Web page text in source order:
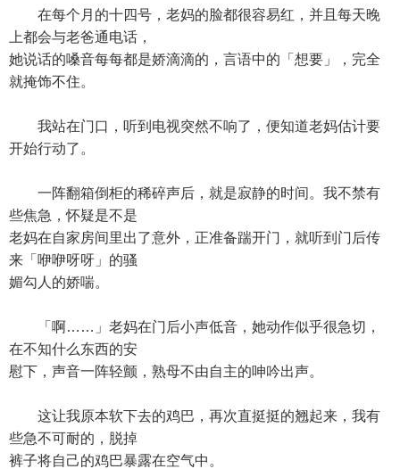
在每个月的十四号，老妈的脸都很容易红，并且每天晚
上都会与老爸通电话，
她说话的嗓音每每都是娇滴滴的，言语中的「想要」，完全
就掩饰不住。
我站在门口，听到电视突然不响了，便知道老妈估计要
开始行动了。
一阵翻箱倒柜的稀碎声后，就是寂静的时间。我不禁有
些焦急，怀疑是不是
老妈在自家房间里出了意外，正准备踹开门，就听到门后传
来「咿咿呀呀」的骚
媚勾人的娇喘。
「啊……」老妈在门后小声低音，她动作似乎很急切，
在不知什么东西的安
慰下，声音一阵轻颤，熟母不由自主的呻吟出声。
这让我原本软下去的鸡巴，再次直挺挺的翘起来，我有
些急不可耐的，脱掉
裤子将自己的鸡巴暴露在空气中。